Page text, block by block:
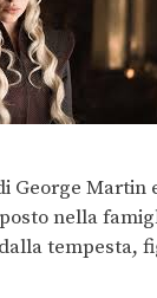
George
nella
tempesta,